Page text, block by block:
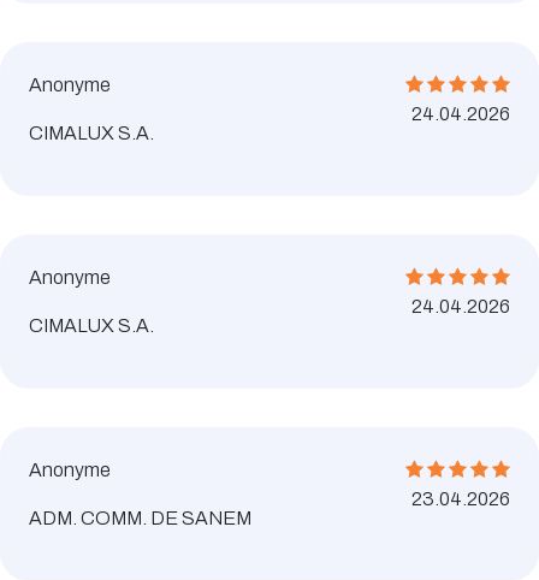
Anonyme
CIMALUX S.A.
24.04.2026
Anonyme
CIMALUX S.A.
24.04.2026
Anonyme
ADM. COMM. DE SANEM
23.04.2026